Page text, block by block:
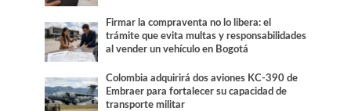
Firmar la compraventa no lo libera: el
trámite que evita multas y responsabilidades
al vender un vehículo en Bogotá
Colombia adquirirá dos aviones KC-390 de
Embraer para fortalecer su capacidad de
transporte militar